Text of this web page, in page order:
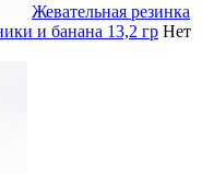
Жевательная резинка
и банана 13,2 гр Нет